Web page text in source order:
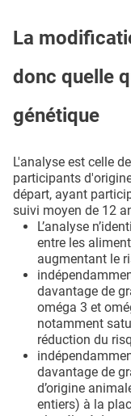
La
donc quelle
génétique
L'analyse est celle
participants
départ, ayant
suivi moyen de 12
L’analyse
entre les
augmentant le
davantage de
oméga 3 et
notamment
réduction du
davantage de
d’origine
entiers) à la